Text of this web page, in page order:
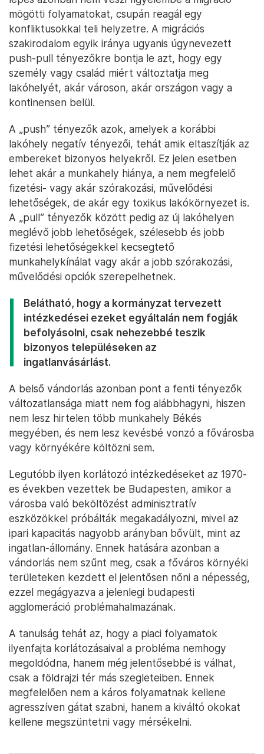
mögötti folyamatokat, csupán reagál egy
konfliktusokkal teli helyzetre. A migrációs
szakirodalom egyik iránya ugyanis úgynevezett
push-pull tényezőkre bontja le azt, hogy egy
személy vagy család miért változtatja meg
lakóhelyét, akár városon, akár országon vagy a
kontinensen belül.
A „push” tényezők azok, amelyek a korábbi
lakóhely negatív tényezői, tehát amik eltaszítják az
embereket bizonyos helyekről. Ez jelen esetben
lehet akár a munkahely hiánya, a nem megfelelő
fizetési- vagy akár szórakozási, művelődési
lehetőségek, de akár egy toxikus lakókörnyezet is.
A „pull” tényezők között pedig az új lakóhelyen
meglévő jobb lehetőségek, szélesebb és jobb
fizetési lehetőségekkel kecsegtető
munkahelykínálat vagy akár a jobb szórakozási,
művelődési opciók szerepelhetnek.
Belátható, hogy a kormányzat tervezett
intézkedései ezeket egyáltalán nem fogják
befolyásolni, csak nehezebbé teszik
bizonyos településeken az
ingatlanvásárlást.
A belső vándorlás azonban pont a fenti tényezők
változatlansága miatt nem fog alábbhagyni, hiszen
nem lesz hirtelen több munkahely Békés
megyében, és nem lesz kevésbé vonzó a fővárosba
vagy környékére költözni sem.
Legutóbb ilyen korlátozó intézkedéseket az 1970-
es években vezettek be Budapesten, amikor a
városba való beköltözést adminisztratív
eszközökkel próbálták megakadályozni, mivel az
ipari kapacitás nagyobb arányban bővült, mint az
ingatlan-állomány. Ennek hatására azonban a
vándorlás nem szűnt meg, csak a főváros környéki
területeken kezdett el jelentősen nőni a népesség,
ezzel megágyazva a jelenlegi budapesti
agglomeráció problémahalmazának.
A tanulság tehát az, hogy a piaci folyamatok
ilyenfajta korlátozásaival a probléma nemhogy
megoldódna, hanem még jelentősebbé is válhat,
csak a földrajzi tér más szegleteiben. Ennek
megfelelően nem a káros folyamatnak kellene
agresszíven gátat szabni, hanem a kiváltó okokat
kellene megszüntetni vagy mérsékelni.